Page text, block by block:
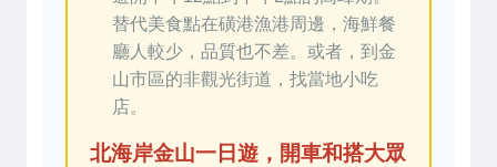
替代美食點在磺港漁港周邊，海鮮餐
廳人較少，品質也不差。或者，到金
山市區的非觀光街道，找當地小吃
店。
北海岸金山一日遊，開車和搭大眾